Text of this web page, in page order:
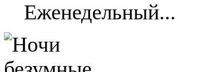
Еженедельный...